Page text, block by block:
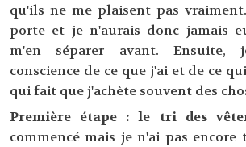
qu'ils ne me plaisent pas
porte et je n'aurais donc jamais
m'en séparer avant. Ensuite,
conscience de ce que j'ai et de ce
qui fait que j'achète souvent des
Première étape : le tri des
commencé mais je n'ai pas encore